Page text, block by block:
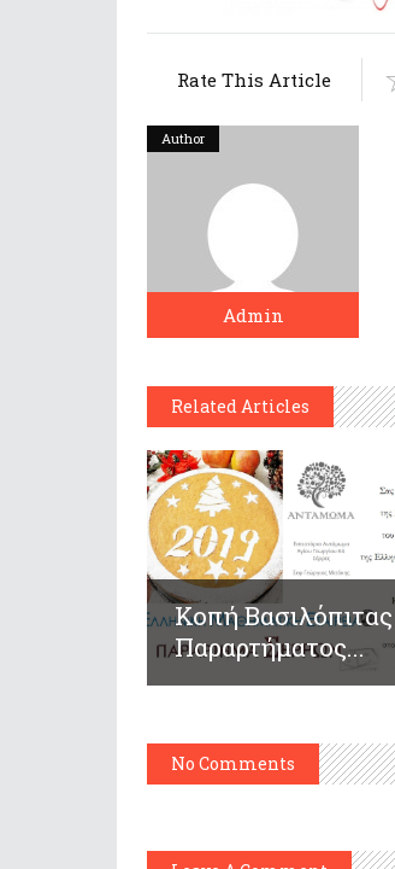
Rate This Article
Author
Admin
Related Articles
Κοπή Βασιλόπιτας
Παραρτήματος...
No Comments